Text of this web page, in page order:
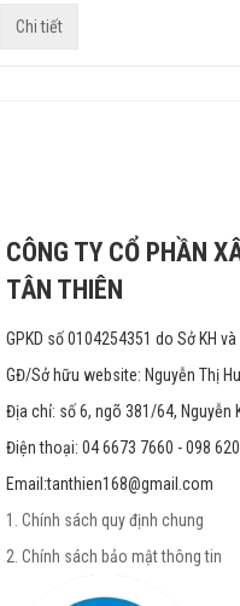
Chi tiết
CÔNG TY CỔ PHẦN
TÂN THIÊN
GPKD số 0104254351 do Sở KH
GĐ/Sở hữu website: Nguyễn Thị
Địa chỉ: số 6, ngõ 381/64, Nguyễn
Điện thoại: 04 6673 7660 - 098
Email:tanthien168@gmail.com
1. Chính sách quy định chung
2. Chính sách bảo mật thông tin